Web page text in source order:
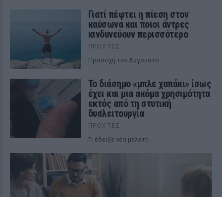
Γιατί πέφτει η πίεση στον
καύσωνα και ποιοι άντρες
κινδυνεύουν περισσότερο
ΠΡΟΧΤΈΣ
Προσοχή τον Αύγουστο
Το διάσημο «μπλε χαπάκι» ίσως
έχει και μια ακόμα χρησιμότητα
εκτός από τη στυτική
δυσλειτουργία
ΠΡΟΧΤΈΣ
Τι έδειξε νέα μελέτη